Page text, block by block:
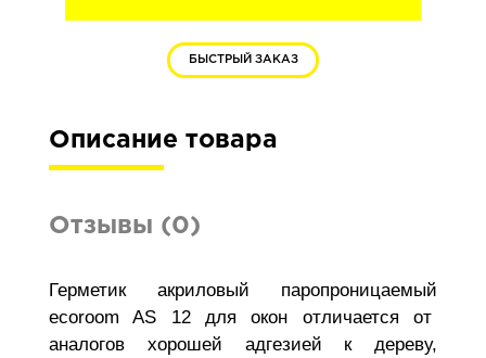
БЫСТРЫЙ ЗАКАЗ
Описание товара
Отзывы (0)
Герметик акриловый паропроницаемый
ecoroom AS 12 для окон отличается от
аналогов хорошей адгезией к дереву,